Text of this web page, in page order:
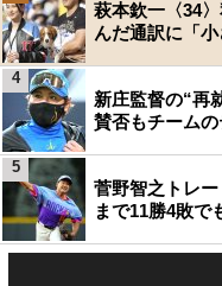
萩本欽一〈34
んだ通訳に「
新庄監督の“再
賛否もチーム
4
菅野智之トレ
まで11勝4敗で
5